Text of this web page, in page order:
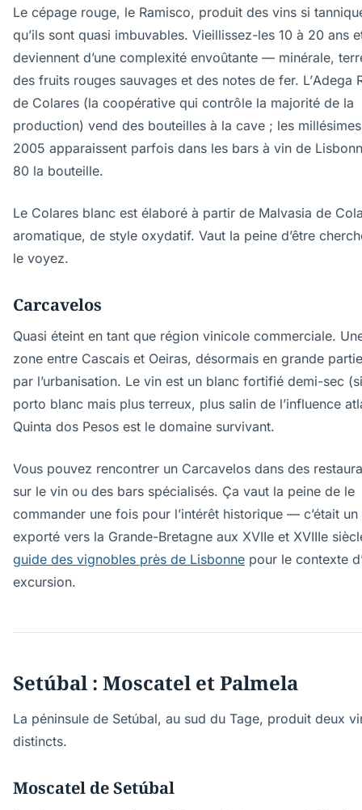
Le cépage rouge, le Ramisco, produit des vins si
qu’ils sont quasi imbuvables. Vieillissez-les 10 à 20 ans
deviennent d’une complexité envoûtante — minérale,
des fruits rouges sauvages et des notes de fer. L’Adega
de Colares (la coopérative qui contrôle la majorité de la
production) vend des bouteilles à la cave ; les
2005 apparaissent parfois dans les bars à vin de
80 la bouteille.
Le Colares blanc est élaboré à partir de Malvasia de
aromatique, de style oxydatif. Vaut la peine d’être
le voyez.
Carcavelos
Quasi éteint en tant que région vinicole commerciale.
zone entre Cascais et Oeiras, désormais en grande
par l’urbanisation. Le vin est un blanc fortifié demi-sec
porto blanc mais plus terreux, plus salin de l’influence
Quinta dos Pesos est le domaine survivant.
Vous pouvez rencontrer un Carcavelos dans des
sur le vin ou des bars spécialisés. Ça vaut la peine de le
commander une fois pour l’intérêt historique — c’était un
exporté vers la Grande-Bretagne aux XVIIe et XVIIIe
guide des vignobles près de Lisbonne pour le contexte
excursion.
Setúbal : Moscatel et Palmela
La péninsule de Setúbal, au sud du Tage, produit deux
distincts.
Moscatel de Setúbal